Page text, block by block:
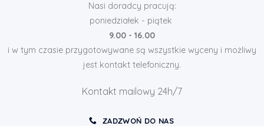
Nasi doradcy pracują:
poniedziałek - piątek
9.00 - 16.00
i w tym czasie przygotowywane są wszystkie wyceny i możliwy
jest kontakt telefoniczny.
Kontakt mailowy 24h/7
ZADZWOŃ DO NAS